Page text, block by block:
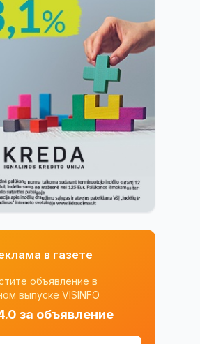
в газете
объявление в
выпуске VISINFO
за объявление